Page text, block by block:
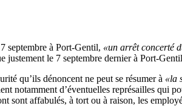
septembre à Port-Gentil, «un arrêt concerté
justement le 7 septembre dernier à Port-
qu’ils dénoncent ne peut se résumer à «la
notamment d’éventuelles représailles qui
sont affabulés, à tort ou à raison, les